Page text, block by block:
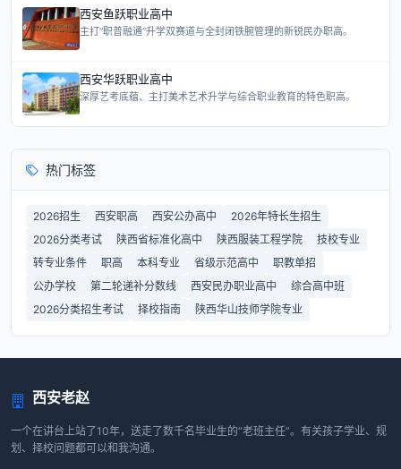
西安鱼跃职业高中
主打“职普融通”升学双赛道与全封闭铁腕管理的新锐民办职高。
西安华跃职业高中
深厚艺考底蕴、主打美术艺术升学与综合职业教育的特色职高。
热门标签
2026招生 西安职高 西安公办高中
2026年特长生招生
2026分类考试
陕西省标准化高中 陕西服装工程学院
技校专业
转专业条件
职高 本科专业 省级示范高中
职教单招
公办学校
第二轮递补分数线 西安民办职业高中
综合高中班
2026分类招生考试
择校指南 陕西华山技师学院专业
西安老赵
一个在讲台上站了10年，送走了数千名毕业生的“老班主任”。有关孩子学业、规
划、择校问题都可以和我沟通。